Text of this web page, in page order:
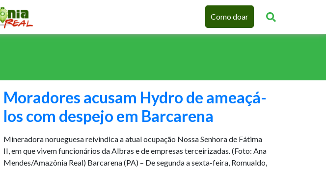
Como doar
Moradores acusam Hydro de ameaçá-
los com despejo em Barcarena
Mineradora norueguesa reivindica a atual ocupação Nossa Senhora de Fátima
II, em que vivem funcionários da Albras e de empresas terceirizadas. (Foto: Ana
Mendes/Amazônia Real) Barcarena (PA) – De segunda a sexta-feira, Romualdo,